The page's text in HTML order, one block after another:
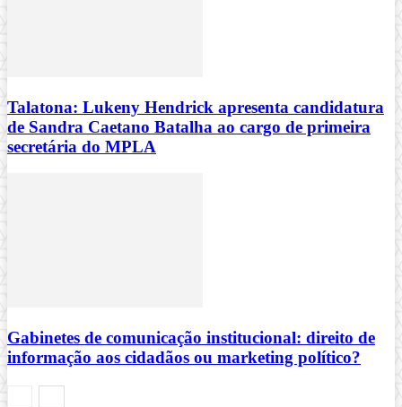
Talatona: Lukeny Hendrick apresenta candidatura
de Sandra Caetano Batalha ao cargo de primeira
secretária do MPLA
Gabinetes de comunicação institucional: direito de
informação aos cidadãos ou marketing político?